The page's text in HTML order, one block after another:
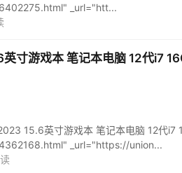
_url="htt...
寸游戏本 笔记本电脑 12代i7
15.6英寸游戏本 笔记本电脑 12代
_url="https://union...